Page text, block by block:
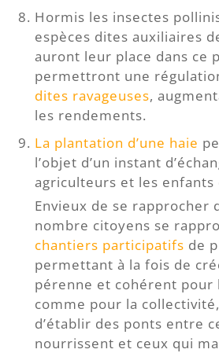
Hormis les insectes
espèces dites auxiliaires
auront leur place dans ce
permettront une
dites ravageuses,
les rendements.
La plantation d’une haie
l’objet d’un instant
agriculteurs et les enfants
Envieux de se rapprocher
nombre citoyens se
chantiers participatifs de
permettant à la fois de
pérenne et cohérent pour
comme pour la
d’établir des ponts entre
nourrissent et ceux qui